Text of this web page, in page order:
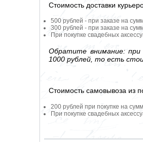
Стоимость доставки
500 рублей - при заказе на
300 рублей - при заказе на
При покупке свадебных
Обратите внимание: при
1000 рублей, то есть
Стоимость самовывоза из
200 рублей при покупке на
При покупке свадебных